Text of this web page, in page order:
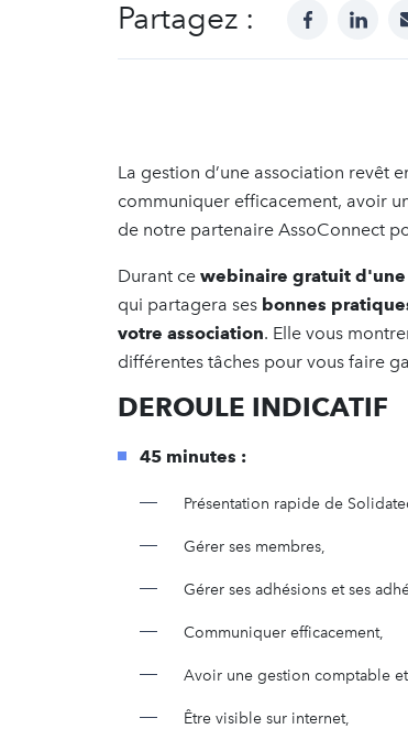
Partagez : facebook
La gestion d’une association revêt
communiquer efficacement, avoir
de notre partenaire AssoConnect
Durant ce webinaire gratuit d'une
qui partagera ses bonnes
votre association. Elle vous
différentes tâches pour vous faire
DEROULE INDICATIF
45 minutes :
Présentation rapide de
Gérer ses membres,
Gérer ses adhésions et ses
Communiquer efficacement,
Avoir une gestion comptable
Être visible sur internet,